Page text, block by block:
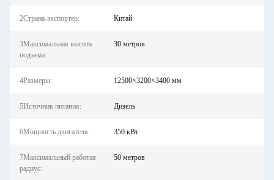
2Страна-экспортер: Китай
3Максимальная высота
подъема:
30 метров
4Размеры: 12500×3200×3400 мм
5Источник питания: Дизель
6Мощность двигателя: 350 кВт
7Максимальный работая
радиус:
50 метров